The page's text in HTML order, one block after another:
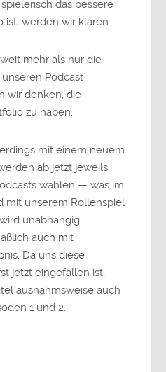
das bessere
ist, werden wir klären.
mehr als nur die
Podcast
wir denken, die
zu haben.
mit einem neuem
ab jetzt jeweils
wählen — was im
mit unserem Rollenspiel
unabhängig
auch mit
Da uns diese
jetzt eingefallen ist,
ausnahmsweise auch
1 und 2.